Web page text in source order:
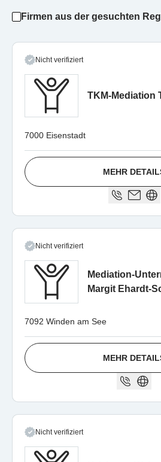
Firmen aus der gesuchten
Nicht verifiziert
TKM-Mediation
7000 Eisenstadt
MEHR
Nicht verifiziert
Mediation-
Margit Ehardt-
7092 Winden am See
MEHR
Nicht verifiziert